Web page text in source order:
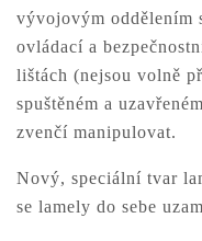
vývojovým oddělením
ovládací a
lištách (nejsou volně
spuštěném a
zvenčí manipulovat.
Nový, speciální tvar
se lamely do sebe